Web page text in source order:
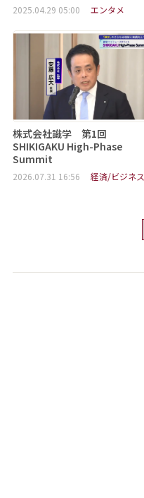
2025.04.29 05:00 エンタメ
株式会社識学 第1回
SHIKIGAKU High-Phase
Summit
2026.07.31 16:56 経済/ビジネス